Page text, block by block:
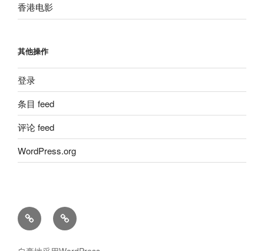
香港电影
其他操作
登录
条目 feed
评论 feed
WordPress.org
留
言
板
粵
語